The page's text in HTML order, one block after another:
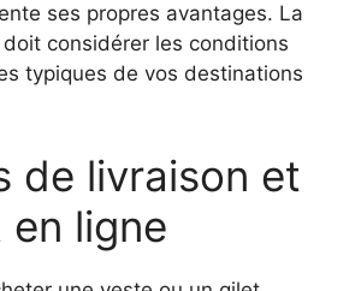
ses propres avantages. La
considérer les conditions
typiques de vos destinations
de livraison et
en ligne